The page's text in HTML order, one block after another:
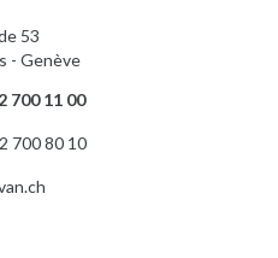
53
- Genève
700 11 00
700 80 10